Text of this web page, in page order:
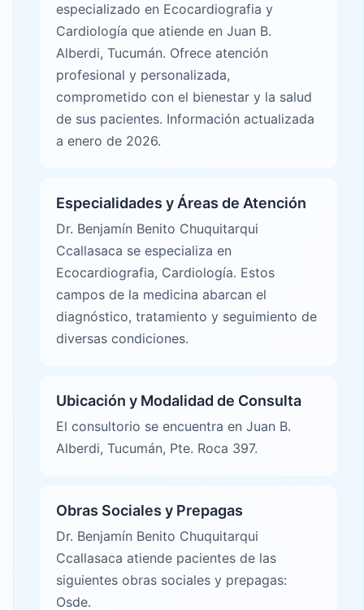
especializado en Ecocardiografia y
Cardiología que atiende en Juan B.
Alberdi, Tucumán. Ofrece atención
profesional y personalizada,
comprometido con el bienestar y la salud
de sus pacientes. Información actualizada
a enero de 2026.
Especialidades y Áreas de Atención
Dr. Benjamín Benito Chuquitarqui
Ccallasaca se especializa en
Ecocardiografia, Cardiología. Estos
campos de la medicina abarcan el
diagnóstico, tratamiento y seguimiento de
diversas condiciones.
Ubicación y Modalidad de Consulta
El consultorio se encuentra en Juan B.
Alberdi, Tucumán, Pte. Roca 397.
Obras Sociales y Prepagas
Dr. Benjamín Benito Chuquitarqui
Ccallasaca atiende pacientes de las
siguientes obras sociales y prepagas:
Osde.